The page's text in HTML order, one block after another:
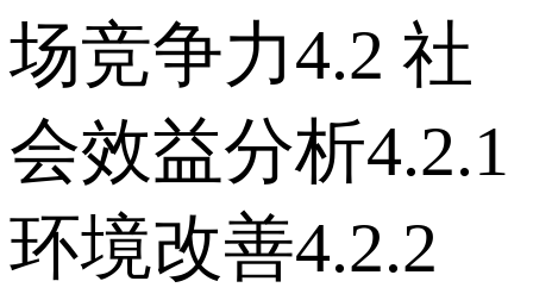
场竞争力 4.2 社
会效益分析 4.2.1
环境改善 4.2.2